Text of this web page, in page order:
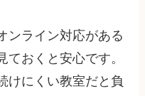
ンライン対応がある
おくと安心です。
けにくい教室だと負